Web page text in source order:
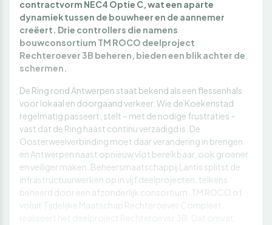
contractvorm NEC4 Optie C, wat een aparte
dynamiek tussen de bouwheer en de aannemer
creëert. Drie controllers die namens
bouwconsortium TM ROCO deelproject
Rechteroever 3B beheren, bieden een blik achter de
schermen.
De Ring rond Antwerpen staat bekend als een flessenhals
voor lokaal en doorgaand verkeer. Wie de Koekenstad
regelmatig passeert, stelt – met de nodige frustraties –
vast dat de Ring haast continu verzadigd is. De
Oosterweelverbinding moet daar verandering in brengen
en Antwerpen naast opnieuw vlot bereikbaar, ook groener
en veiliger maken. Beheersmaatschappij Lantis splitst de
infrastructuurwerken op in vijf deelprojecten, telkens
beheerd door een afzonderlijk consortium. TM ROCO of
voluit Tijdelijke Maatschap Rechteroever Compleet